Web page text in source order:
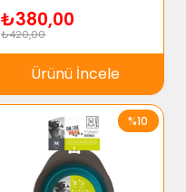
₺380,00
₺420,00
Ürünü İncele
%10